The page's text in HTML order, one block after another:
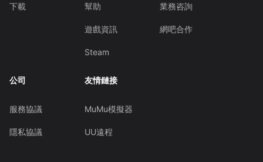
下載 幫助
遊戲資訊
Steam
業務咨詢
網吧合作
公司
服務協議
隱私協議
友情鏈接
MuMu模擬器
UU遠程